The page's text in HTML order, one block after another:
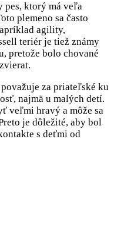
pes, ktorý má veľa
plemeno sa často
agility,
teriér je tiež známy
pretože bolo chované
za priateľské ku
najmä u malých detí.
veľmi hravý a môže sa
je dôležité, aby bol
s deťmi od